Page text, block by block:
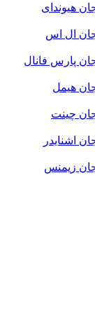
هیوندای
جان ال اس
پارس فانال
هیمل
چینت
اشنایدر
زیمنس